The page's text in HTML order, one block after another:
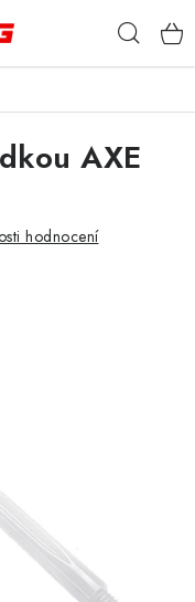
AXE
hodnocení